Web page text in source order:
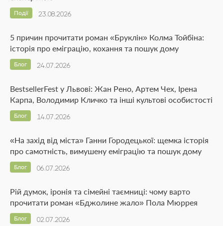
23.08.2026
Події
5 причин прочитати роман «Бруклін» Колма Тойбіна:
історія про еміграцію, кохання та пошук дому
24.07.2026
Блог
BestsellerFest у Львові: Жан Рено, Артем Чех, Ірена
Карпа, Володимир Кличко та інші культові особистості
14.07.2026
Блог
«На захід від міста» Ганни Городецької: щемка історія
про самотність, вимушену еміграцію та пошук дому
06.07.2026
Блог
Рій думок, іронія та сімейні таємниці: чому варто
прочитати роман «Бджолине жало» Пола Мюррея
02.07.2026
Блог